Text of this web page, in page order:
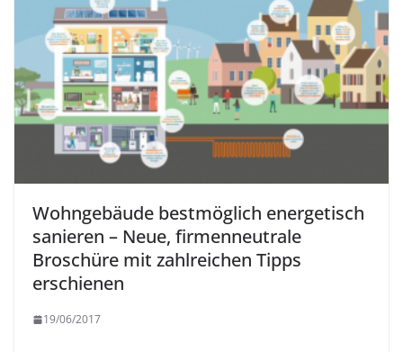
Wohngebäude bestmöglich energetisch
sanieren – Neue, firmenneutrale
Broschüre mit zahlreichen Tipps
erschienen
19/06/2017